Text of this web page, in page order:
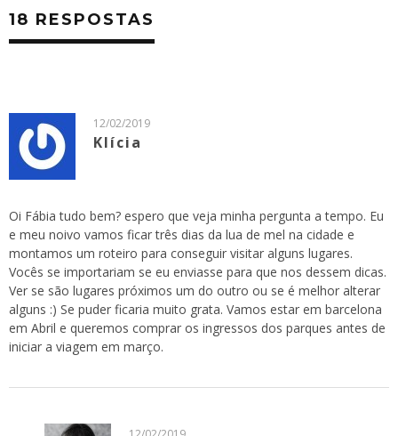
18 RESPOSTAS
12/02/2019
Klícia
Oi Fábia tudo bem? espero que veja minha pergunta a tempo. Eu
e meu noivo vamos ficar três dias da lua de mel na cidade e
montamos um roteiro para conseguir visitar alguns lugares.
Vocês se importariam se eu enviasse para que nos dessem dicas.
Ver se são lugares próximos um do outro ou se é melhor alterar
alguns :) Se puder ficaria muito grata. Vamos estar em barcelona
em Abril e queremos comprar os ingressos dos parques antes de
iniciar a viagem em março.